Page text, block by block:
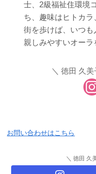
士、2級福祉住環境
ち、趣味はヒトカラ
街を歩けば、いつ
親しみやすいオー
徳田 久美
お問い合わせはこちら
徳田 久